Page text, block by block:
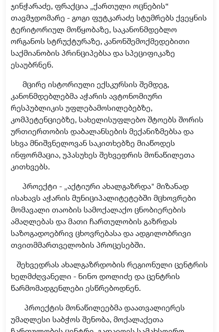
ჯინჭარაძე, ფრაქცია „ქართული ოცნების“
თავმჯდომარე - გოგი ფუტკარაძე სტუმრებს ქვეყნის
ტერიტორიულ მოწყობაზე, საკანონმდებლო
ორგანოს სტრუქტურაზე, კანონშემოქმედებითი
საქმიანობის პრინციპებსა და სპეციფიკაზე
ესაუბრნენ.
მცირე ისტორიული ექსკურსის შემდეგ,
კანონმდებლებმა აჭარის ავტონომიური
რესპუბლიკის უფლებამოსილებებზე,
კომპეტენციებზე, სახელისუფლებო შტოებს შორის
ურთიერთობის დაბალანსების მექანიზმებსა და
სხვა მნიშვნელოვან საკითხებზე მიაწოდეს
ინფორმაცია, უპასუხეს შეხვედრის მონაწილეთა
კითხვებს.
პროექტი - „აქტიური ახალგაზრდა" მიზანად
ისახავს აჭარის მუნიციპალიტეტებში მცხოვრები
მომავალი თაობის სამოქალაქო ცნობიერების
ამაღლებას და მათი ჩართულობის გაზრდას
საზოგადოებრივ ცხოვრებასა და ადგილობრივი
თვითმმართველობის პროცესებში.
შეხვედრას ახალგაზრდობის რეგიონული ცენტრის
ხელმძღვანელი - ნინო დოლიძე და ცენტრის
წარმომადგენლები ესწრებოდნენ.
პროექტის მონაწილეებმა დაათვალიერეს
უმაღლესი საბჭოს შენობა, მოქალაქეთა